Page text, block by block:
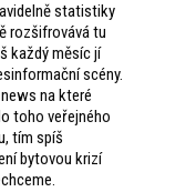
statistiky
rozšifrovává tu
každý měsíc jí
scény.
na které
toho veřejného
tím spíš
bytovou krizí